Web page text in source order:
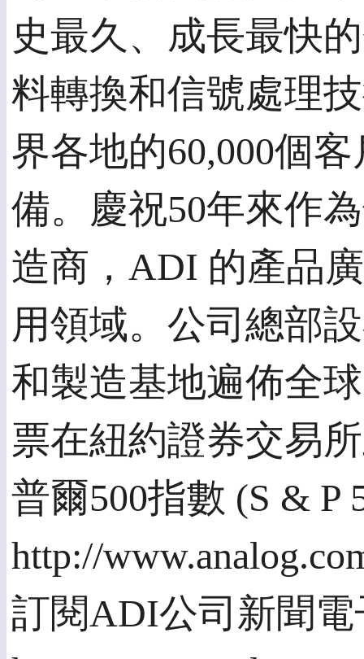
史最久、成長最快
料轉換和信號處理
界各地的60,000個
備。慶祝50年來作
造商，ADI 的產品
用領域。公司總部
和製造基地遍佈全
票在紐約證券交易
普爾500指數 (S & P
http://
訂閱ADI公司新聞電